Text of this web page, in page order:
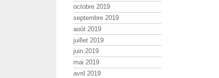
octobre 2019
septembre 2019
août 2019
juillet 2019
juin 2019
mai 2019
avril 2019